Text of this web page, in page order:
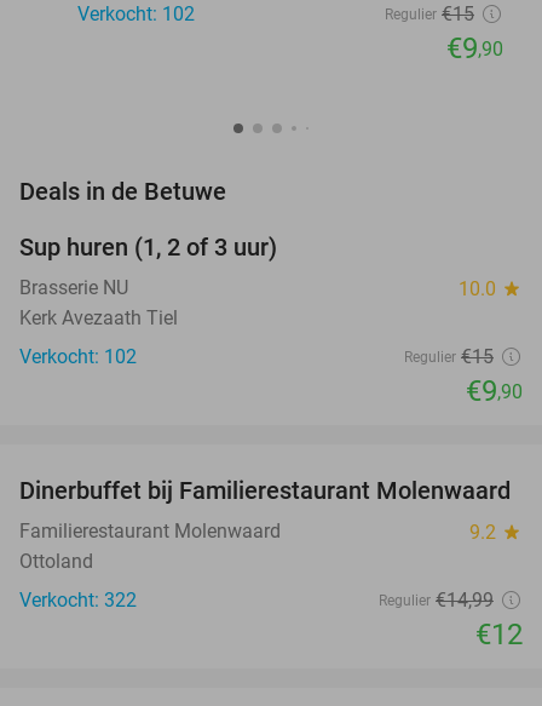
Verkocht: 102
Regulier €15
€9,90
Deals in de Betuwe
Sup huren (1, 2 of 3 uur)
Brasserie NU 10.0 star
Kerk Avezaath Tiel
Verkocht: 102
Regulier €15
€9,90
20%
Dinerbuffet bij Familierestaurant Molenwaard
Familierestaurant Molenwaard 9.2 star
Ottoland
Verkocht: 322
Regulier €14,99
€12